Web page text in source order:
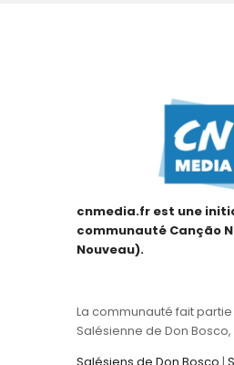
cnmedia.fr est une
communauté Canção
Nouveau).
La communauté fait
Salésienne de Don Bosco,